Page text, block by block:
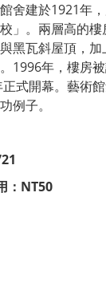
舍建於1921年
」。兩層高的樓
黑瓦斜屋頂，加
1996年，樓房
式開幕。藝術
例子。
：NT50